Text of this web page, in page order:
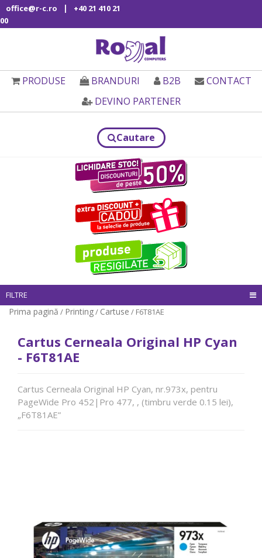
office@r-c.ro |
+40 21 410 21
00
PRODUSE BRANDURI B2B
CONTACT
DEVINO PARTENER
Cautare
FILTRE
Prima pagină / Printing/ Cartuse / F6T81AE
Cartus Cerneala Original HP Cyan
- F6T81AE
Cartus Cerneala Original HP Cyan, nr.973x, pentru
PageWide Pro 452|Pro 477, , (timbru verde 0.15 lei),
„F6T81AE”